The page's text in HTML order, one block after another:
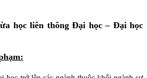
học liên thông Đại học – Đại học